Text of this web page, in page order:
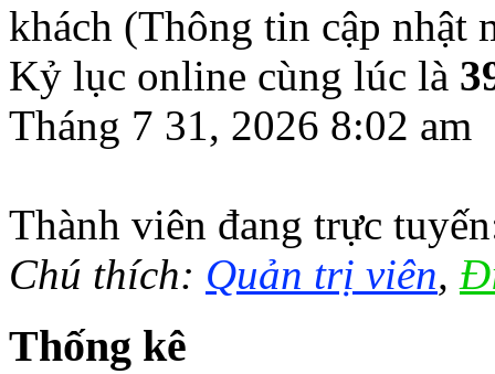
khách (Thông tin cập nhật
Kỷ lục online cùng lúc là
Tháng 7 31, 2026 8:02 am
Thành viên đang trực
Chú thích: Quản trị viên,
Thống kê